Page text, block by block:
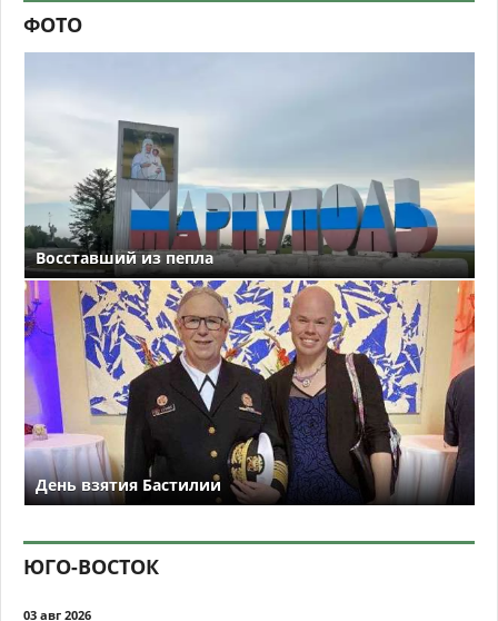
ФОТО
Восставший из пепла
День взятия Бастилии
ЮГО-ВОСТОК
03 авг 2026